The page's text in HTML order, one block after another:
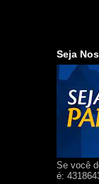
Seja
Se você
é: